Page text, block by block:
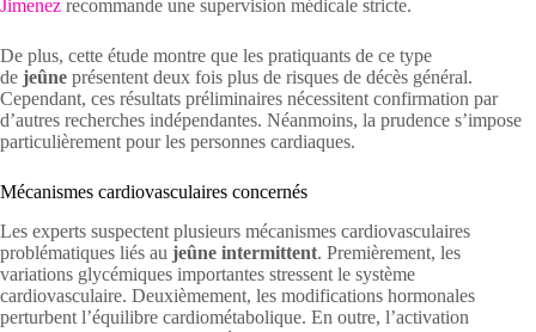
Jimenez recommande une supervision médicale stricte.
De plus, cette étude montre que les pratiquants de ce type
de jeûne présentent deux fois plus de risques de décès général.
Cependant, ces résultats préliminaires nécessitent confirmation par
d’autres recherches indépendantes. Néanmoins, la prudence s’impose
particulièrement pour les personnes cardiaques.
Mécanismes cardiovasculaires concernés
Les experts suspectent plusieurs mécanismes cardiovasculaires
problématiques liés au jeûne intermittent. Premièrement, les
variations glycémiques importantes stressent le système
cardiovasculaire. Deuxièmement, les modifications hormonales
perturbent l’équilibre cardiométabolique. En outre, l’activation